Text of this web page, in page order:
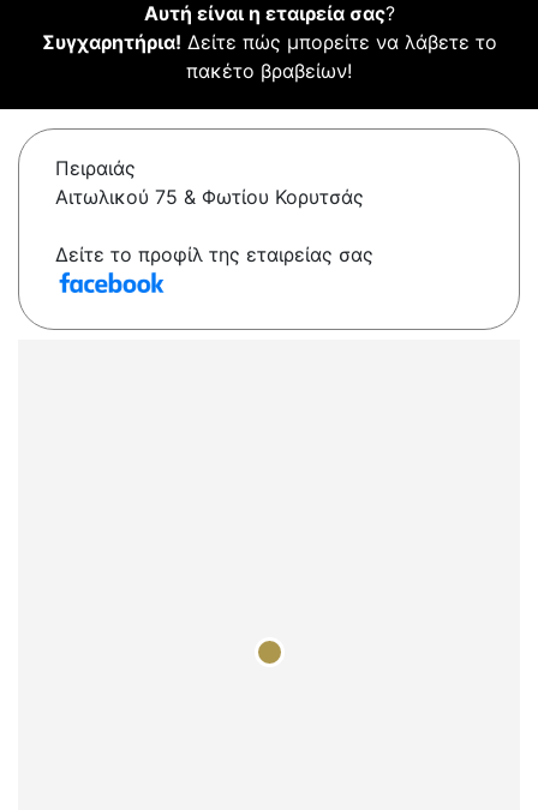
Αυτή είναι η εταιρεία σας?
Συγχαρητήρια! Δείτε πώς μπορείτε να λάβετε το
πακέτο βραβείων!
Πειραιάς
Αιτωλικού 75 & Φωτίου Κορυτσάς
Δείτε το προφίλ της εταιρείας σας